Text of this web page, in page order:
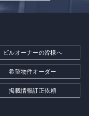
ビルオーナーの皆様へ
希望物件オーダー
掲載情報訂正依頼